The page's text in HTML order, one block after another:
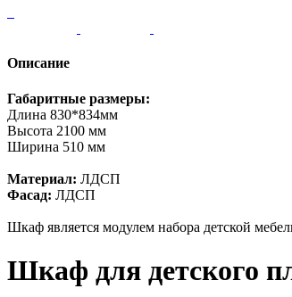
Описание
Габаритные размеры:
Длина 830*834мм
Высота 2100 мм
Ширина 510 мм
Материал: ЛДСП
Фасад: ЛДСП
Шкаф является модулем набора детской
Шкаф для детского